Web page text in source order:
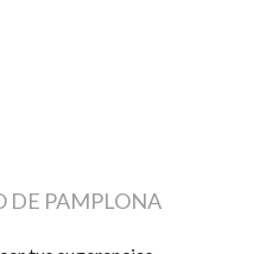
DE PAMPLONA